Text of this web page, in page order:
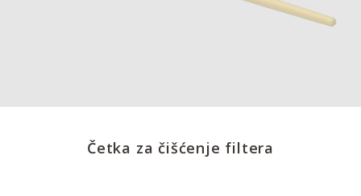
Četka za čišćenje filtera